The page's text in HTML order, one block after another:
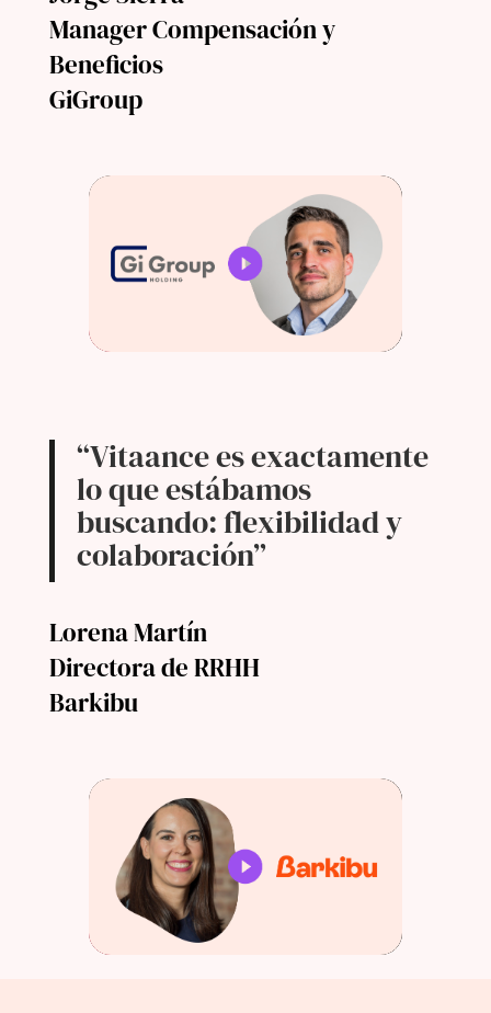
Manager Compensación y
Beneficios
GiGroup
“Vitaance es exactamente
lo que estábamos
buscando: flexibilidad y
colaboración”
Lorena Martín
Directora de RRHH
Barkibu